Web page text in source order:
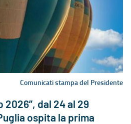
Comunicati stampa del Presidente
2026”, dal 24 al 29
ospita la prima